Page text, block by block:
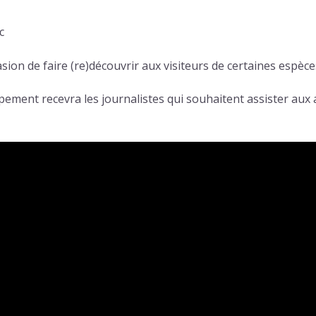
de faire (re)découvrir aux visiteurs de certaines
recevra les journalistes qui souhaitent assister